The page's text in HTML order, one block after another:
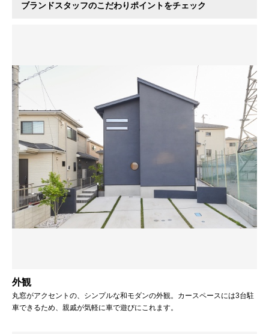
ブランドスタッフのこだわりポイントをチェック
外観
丸窓がアクセントの、シンプルな和モダンの外観。カースペースには3台駐
車できるため、親戚が気軽に車で遊びにこれます。